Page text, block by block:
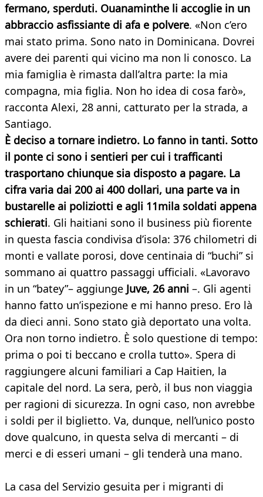
fermano, sperduti. Ouanaminthe li accoglie in un
abbraccio asfissiante di afa e polvere. «Non c’ero
mai stato prima. Sono nato in Dominicana. Dovrei
avere dei parenti qui vicino ma non li conosco. La
mia famiglia è rimasta dall’altra parte: la mia
compagna, mia figlia. Non ho idea di cosa farò»,
racconta Alexi, 28 anni, catturato per la strada, a
Santiago.
È deciso a tornare indietro. Lo fanno in tanti. Sotto
il ponte ci sono i sentieri per cui i trafficanti
trasportano chiunque sia disposto a pagare. La
cifra varia dai 200 ai 400 dollari, una parte va in
bustarelle ai poliziotti e agli 11mila soldati appena
schierati. Gli haitiani sono il business più fiorente
in questa fascia condivisa d’isola: 376 chilometri di
monti e vallate porosi, dove centinaia di “buchi” si
sommano ai quattro passaggi ufficiali. «Lavoravo
in un “batey”– aggiunge Juve, 26 anni –. Gli agenti
hanno fatto un’ispezione e mi hanno preso. Ero là
da dieci anni. Sono stato già deportato una volta.
Ora non torno indietro. È solo questione di tempo:
prima o poi ti beccano e crolla tutto». Spera di
raggiungere alcuni familiari a Cap Haitien, la
capitale del nord. La sera, però, il bus non viaggia
per ragioni di sicurezza. In ogni caso, non avrebbe
i soldi per il biglietto. Va, dunque, nell’unico posto
dove qualcuno, in questa selva di mercanti – di
merci e di esseri umani – gli tenderà una mano.
La casa del Servizio gesuita per i migranti di